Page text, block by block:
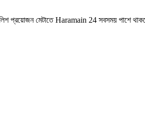
প্রয়োজন মেটাতে Haramain 24 সবসময় পাশে